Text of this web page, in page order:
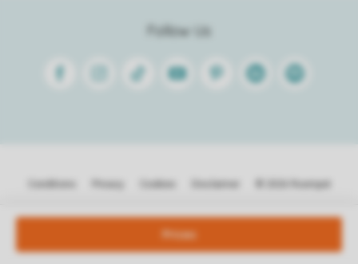
Prices
Follow Us
FacebookInstagram
Tiktok Youtube PinterestLinkedinSpotify